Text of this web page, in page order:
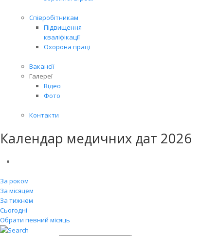
Співробітникам
Підвищення
кваліфікації
Охорона праці
Вакансії
Галереї
Відео
Фото
Контакти
Календар медичних дат 2026
За роком
За місяцем
За тижнем
Сьогодні
Обрати певний місяць